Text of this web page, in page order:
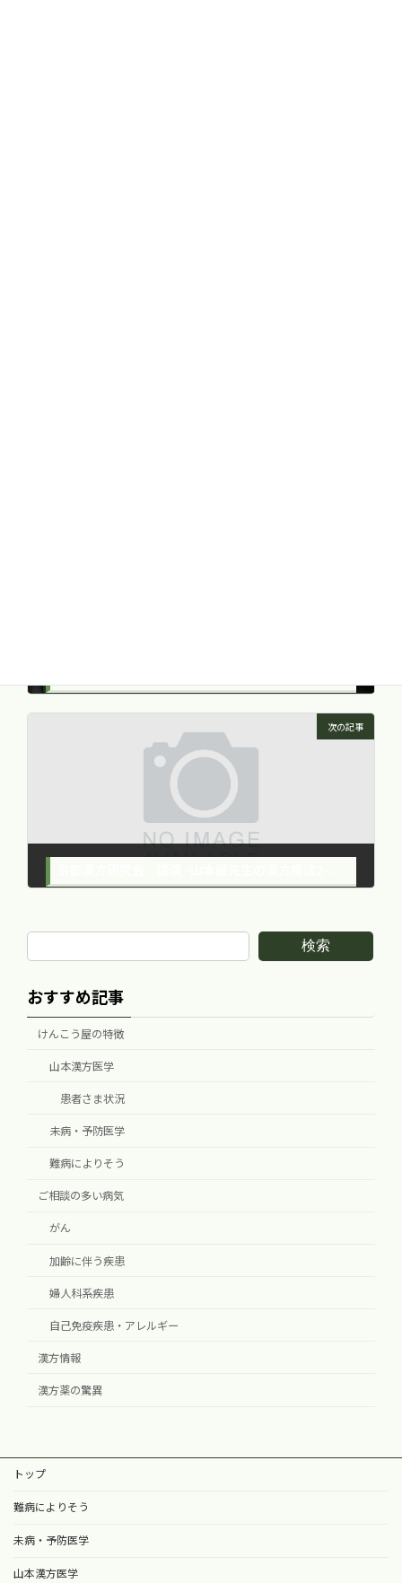
2018年5月13日
次の記事
検索
おすすめ記事
けんこう屋の特徴
山本漢方医学
患者さま状況
未病・予防医学
難病によりそう
ご相談の多い病気
がん
加齢に伴う疾患
婦人科系疾患
自己免疫疾患・アレルギー
漢方情報
漢方薬の驚異
トップ
難病によりそう
未病・予防医学
山本漢方医学